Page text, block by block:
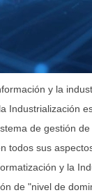
y la
Industrialización
de gestión
todos sus
y la
de "nivel de